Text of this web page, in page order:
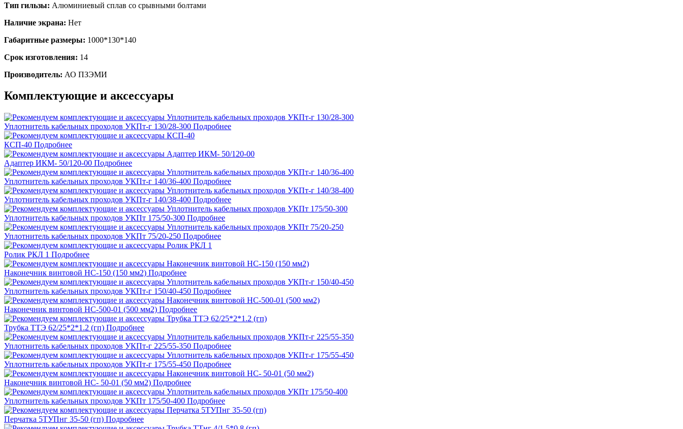
Тип гильзы: Алюминиевый сплав со срывными болтами
Наличие экрана: Нет
Габаритные размеры: 1000*130*140
Срок изготовления: 14
Производитель: АО ПЗЭМИ
Комплектующие и аксессуары
Уплотнитель кабельных проходов УКПт-г 130/28-300 Подробнее
КСП-40 Подробнее
Адаптер ИКМ- 50/120-00 Подробнее
Уплотнитель кабельных проходов УКПт-г 140/36-400 Подробнее
Уплотнитель кабельных проходов УКПт-г 140/38-400 Подробнее
Уплотнитель кабельных проходов УКПт 175/50-300 Подробнее
Уплотнитель кабельных проходов УКПт 75/20-250 Подробнее
Ролик РКЛ 1 Подробнее
Наконечник винтовой НС-150 (150 мм2) Подробнее
Уплотнитель кабельных проходов УКПт-г 150/40-450 Подробнее
Наконечник винтовой НС-500-01 (500 мм2) Подробнее
Трубка ТТЭ 62/25*2*1.2 (гп) Подробнее
Уплотнитель кабельных проходов УКПт-г 225/55-350 Подробнее
Уплотнитель кабельных проходов УКПт-г 175/55-450 Подробнее
Наконечник винтовой НС- 50-01 (50 мм2) Подробнее
Уплотнитель кабельных проходов УКПт 175/50-400 Подробнее
Перчатка 5ТУПнг 35-50 (гп) Подробнее